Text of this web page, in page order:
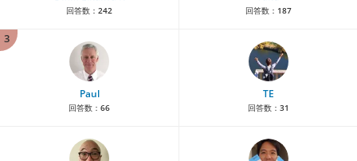
回答数： 242 回答数： 187
3
Paul
回答数： 66
TE
回答数： 31